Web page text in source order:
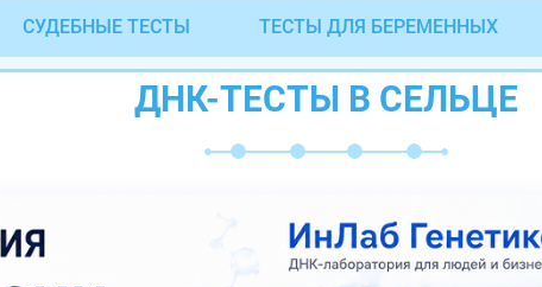
СУДЕБНЫЕ ТЕСТЫ ТЕСТЫ ДЛЯ БЕРЕМЕННЫХ
ДНК-ТЕСТЫ В СЕЛЬЦЕ